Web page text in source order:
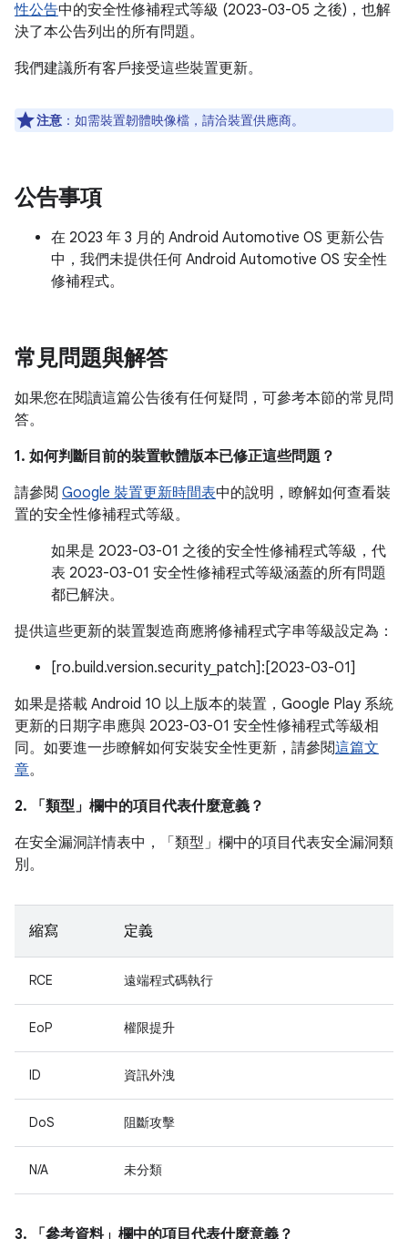
性公告中的安全性修補程式等級 (2023-03-05 之後)，也解
決了本公告列出的所有問題。
我們建議所有客戶接受這些裝置更新。
注意 ：如需裝置韌體映像檔，請洽裝置供應商。
公告事項
在 2023 年 3 月的 Android Automotive OS 更新公告
中，我們未提供任何 Android Automotive OS 安全性
修補程式。
常見問題與解答
如果您在閱讀這篇公告後有任何疑問，可參考本節的常見問
答。
1. 如何判斷目前的裝置軟體版本已修正這些問題？
請參閱 Google 裝置更新時間表中的說明，瞭解如何查看裝
置的安全性修補程式等級。
如果是 2023-03-01 之後的安全性修補程式等級，代
表 2023-03-01 安全性修補程式等級涵蓋的所有問題
都已解決。
提供這些更新的裝置製造商應將修補程式字串等級設定為：
[ro.build.version.security_patch]:[2023-03-01]
如果是搭載 Android 10 以上版本的裝置，Google Play 系統
更新的日期字串應與 2023-03-01 安全性修補程式等級相
同。如要進一步瞭解如何安裝安全性更新，請參閱這篇文
章。
2. 「類型」 欄中的項目代表什麼意義？
在安全漏洞詳情表中，「類型」 欄中的項目代表安全漏洞類
別。
縮寫 定義
RCE 遠端程式碼執行
EoP 權限提升
ID 資訊外洩
DoS 阻斷攻擊
N/A 未分類
3. 「參考資料」 欄中的項目代表什麼意義？